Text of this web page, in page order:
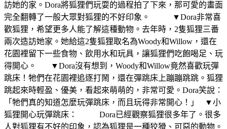
訪她的家。Dora將狐狸們玩耍的過程拍了下來，那可愛的畫面
完全翻轉了一般大眾對狐狸的不好印象。 ▼Dora非常喜
歡狐狸，希望更多人能了解這種動物。去年時，2隻狐狸三番
兩次造訪她家。她給這2隻狐狸取名為Woody和Willow，還在
花園裡留下一些食物、飲用水和玩具，讓狐狸們吃飽喝足、玩
得開心。 ▼Dora沒有想到，Woody和Willow竟然喜歡玩彈
跳床！牠們在花園裡追逐打鬧，還在彈跳床上蹦蹦跳跳。狐狸
跳起來時輕盈、優美，看起來萌萌的，非常可愛。Dora笑說：
「牠們真的知道怎麼玩彈跳床，而且玩得非常開心！」 ▼小
狐狸開心玩彈跳床： Dora已經觀察狐狸很多年了。很多
人對狐狸有不好的印象，認為狐狸是一種狡猾、可惡的動物。